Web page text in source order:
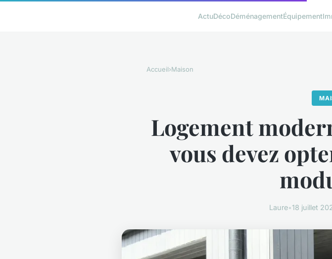
ActuDécoDéménagementÉquipement
Accueil›Maison
Logement
vous devez
Laure•18 juillet